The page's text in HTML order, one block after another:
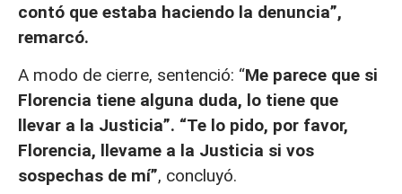
contó que estaba haciendo la denuncia”,
remarcó.
A modo de cierre, sentenció: “Me parece que si
Florencia tiene alguna duda, lo tiene que
llevar a la Justicia”. “Te lo pido, por favor,
Florencia, llevame a la Justicia si vos
sospechas de mí”, concluyó.